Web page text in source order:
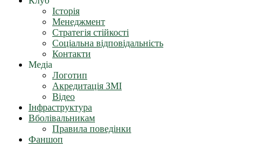
Історія
Менеджмент
Стратегія стійкості
Соціальна відповідальність
Контакти
Медіа
Логотип
Акредитація ЗМІ
Відео
Інфраструктура
Вболівальникам
Правила поведінки
Фаншоп